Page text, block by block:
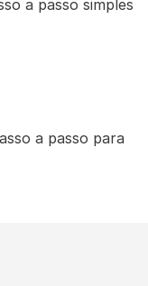
a passo simples
a passo para